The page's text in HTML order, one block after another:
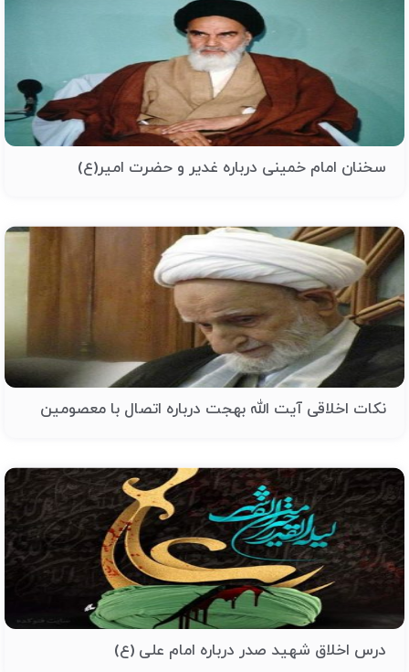
سخنان امام خمینی درباره غدیر و حضرت امیر(ع)
نکات اخلاقی آیت الله بهجت درباره اتصال با معصومین
درس اخلاق شهید صدر درباره امام علی (ع)